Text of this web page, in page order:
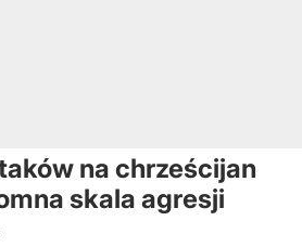
na chrześcijan
skala agresji